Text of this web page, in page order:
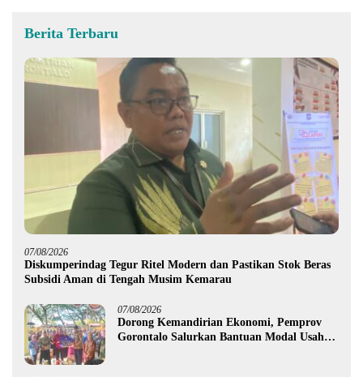
Berita Terbaru
07/08/2026
Diskumperindag Tegur Ritel Modern dan Pastikan Stok Beras
Subsidi Aman di Tengah Musim Kemarau
07/08/2026
Dorong Kemandirian Ekonomi, Pemprov
Gorontalo Salurkan Bantuan Modal Usaha